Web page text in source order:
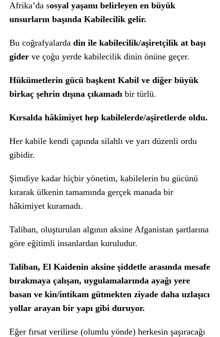
Afrika’da sosyal yaşamı belirleyen en büyük
unsurların başında Kabilecilik gelir.
Bu coğrafyalarda din ile kabilecilik/aşiretçilik at başı
gider ve çoğu yerde kabilecilik dinin önüne geçer.
Hükümetlerin gücü başkent Kabil ve diğer büyük
birkaç şehrin dışına çıkamadıbir türlü.
Kırsalda hâkimiyet hep kabilelerde/aşiretlerde oldu.
Her kabile kendi çapında silahlı ve yarı düzenli ordu
gibidir.
Şimdiye kadar hiçbir yönetim, kabilelerin bu gücünü
kırarak ülkenin tamamında gerçek manada bir
hâkimiyet kuramadı.
Taliban, oluşturulan algının aksine Afganistan şartlarına
göre eğitimli insanlardan kuruludur.
Taliban, El Kaidenin aksine şiddetle arasında mesafe
bırakmaya çalışan, uygulamalarında ayağı yere
basan ve kin/intikam gütmekten ziyade daha uzlaşıcı
yollar arayan bir yapı gibi duruyor.
Eğer fırsat verilirse (olumlu yönde) herkesin şaşıracağı